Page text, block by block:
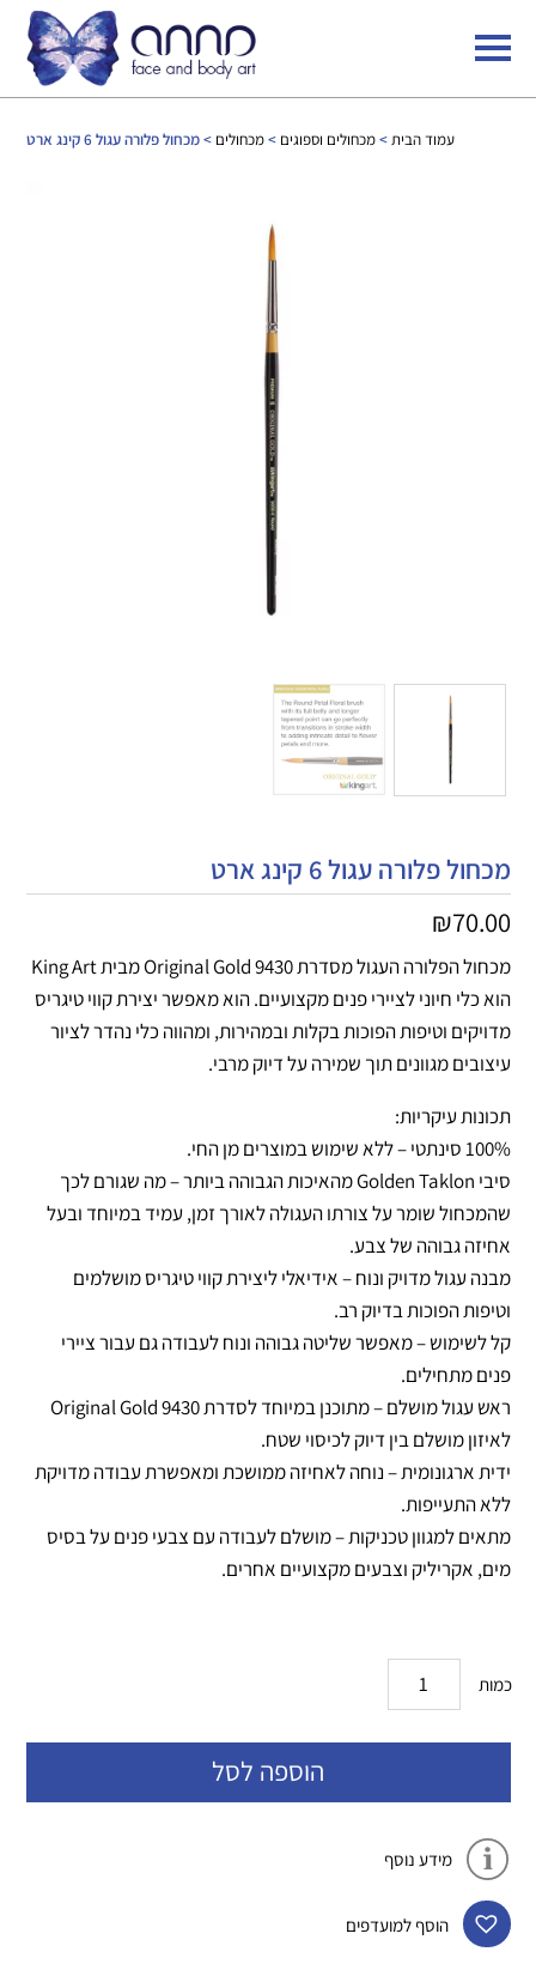
עמוד הבית>מכחולים וספוגים >מכחולים > מכחול פלורה עגול 6 קינג ארט
מכחול פלורה עגול 6 קינג ארט
₪70.00
מכחול הפלורה העגול מסדרת Original Gold 9430 מבית King Art
הוא כלי חיוני לציירי פנים מקצועיים. הוא מאפשר יצירת קווי טיגריס
מדויקים וטיפות הפוכות בקלות ובמהירות, ומהווה כלי נהדר לציור
עיצובים מגוונים תוך שמירה על דיוק מרבי.
תכונות עיקריות:
100% סינתטי – ללא שימוש במוצרים מן החי.
סיבי Golden Taklon מהאיכות הגבוהה ביותר – מה שגורם לכך
שהמכחול שומר על צורתו העגולה לאורך זמן, עמיד במיוחד ובעל
אחיזה גבוהה של צבע.
מבנה עגול מדויק ונוח – אידיאלי ליצירת קווי טיגריס מושלמים
וטיפות הפוכות בדיוק רב.
קל לשימוש – מאפשר שליטה גבוהה ונוח לעבודה גם עבור ציירי
פנים מתחילים.
ראש עגול מושלם – מתוכנן במיוחד לסדרת Original Gold 9430
לאיזון מושלם בין דיוק לכיסוי שטח.
ידית ארגונומית – נוחה לאחיזה ממושכת ומאפשרת עבודה מדויקת
ללא התעייפות.
מתאים למגוון טכניקות – מושלם לעבודה עם צבעי פנים על בסיס
מים, אקריליק וצבעים מקצועיים אחרים.
כמות
הוספה לסל
מידע נוסף
הוסף למועדפים